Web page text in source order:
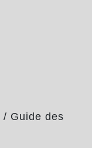
/ Guide des